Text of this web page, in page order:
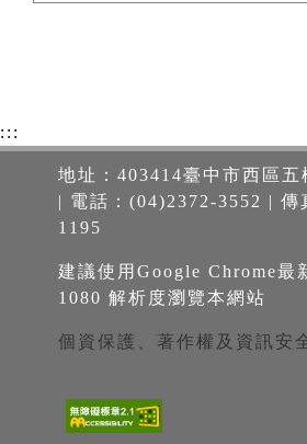
:::
地址：403414臺中市西區五
| 電話：(04)2372-3552 | 傳
1195
建議使用Google Chrome最
1080 解析度瀏覽本網站
個資保護、著作權及資訊安